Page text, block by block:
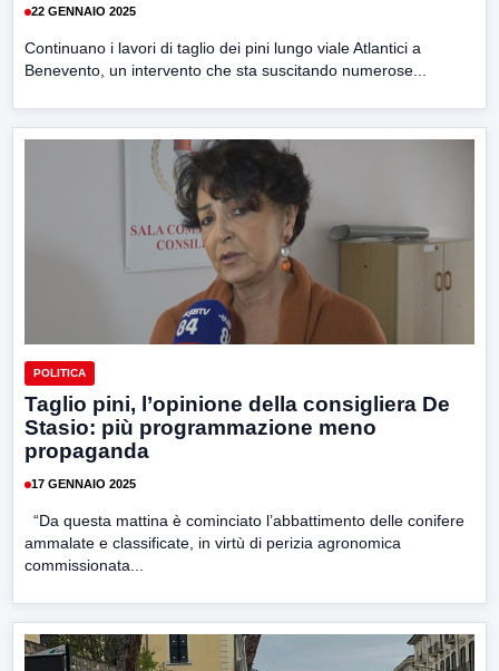
22 GENNAIO 2025
Continuano i lavori di taglio dei pini lungo viale Atlantici a
Benevento, un intervento che sta suscitando numerose...
POLITICA
Taglio pini, l’opinione della consigliera De
Stasio: più programmazione meno
propaganda
17 GENNAIO 2025
“Da questa mattina è cominciato l’abbattimento delle conifere
ammalate e classificate, in virtù di perizia agronomica
commissionata...